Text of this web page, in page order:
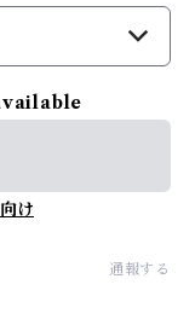
け
通報する